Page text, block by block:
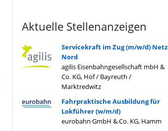
Aktuelle Stellenanzeigen
Servicekraft im Zug (m/w/d) Netz
Nord
agilis Eisenbahngesellschaft mbH &
Co. KG, Hof / Bayreuth /
Marktredwitz
Fahrpraktische Ausbildung für
Lokführer (w/m/d)
eurobahn GmbH & Co. KG, Hamm